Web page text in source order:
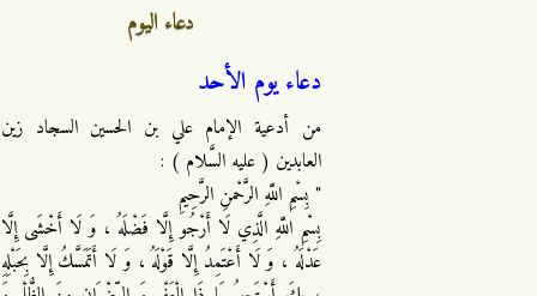
دعاء اليوم
دعاء يوم الأحد
من أدعية الإمام علي بن الحسين السجاد زين
العابدين ( عليه السَّلام ) :
" بِسْمِ اللَّهِ الرَّحْمنِ الرَّحِيمِ
بِسْمِ اللَّهِ الَّذِي لَا أَرْجُو إِلَّا فَضْلَهُ ، وَ لَا أَخْشَى إِلَّا
عَدْلَهُ ، وَ لَا أَعْتَمِدُ إِلَّا قَوْلَهُ ، وَ لَا أَتَمَسَّكُ إِلَّا بِحَبْلِهِ